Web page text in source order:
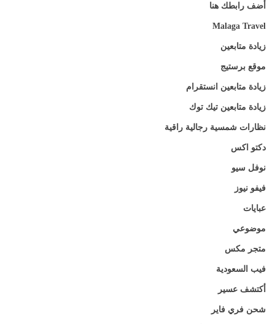
أضف رابطك هنا
Malaga Travel
زيادة متابعين
موقع برستيج
زيادة متابعين انستقرام
زيادة متابعين تيك توك
نظارات شمسية رجالية راقية
دكتو اكس
نوفل سيو
فيفو نيوز
عبايات
موضوعي
متجر مكس
فيب السعودية
أكتشف عسير
شحن فري فاير